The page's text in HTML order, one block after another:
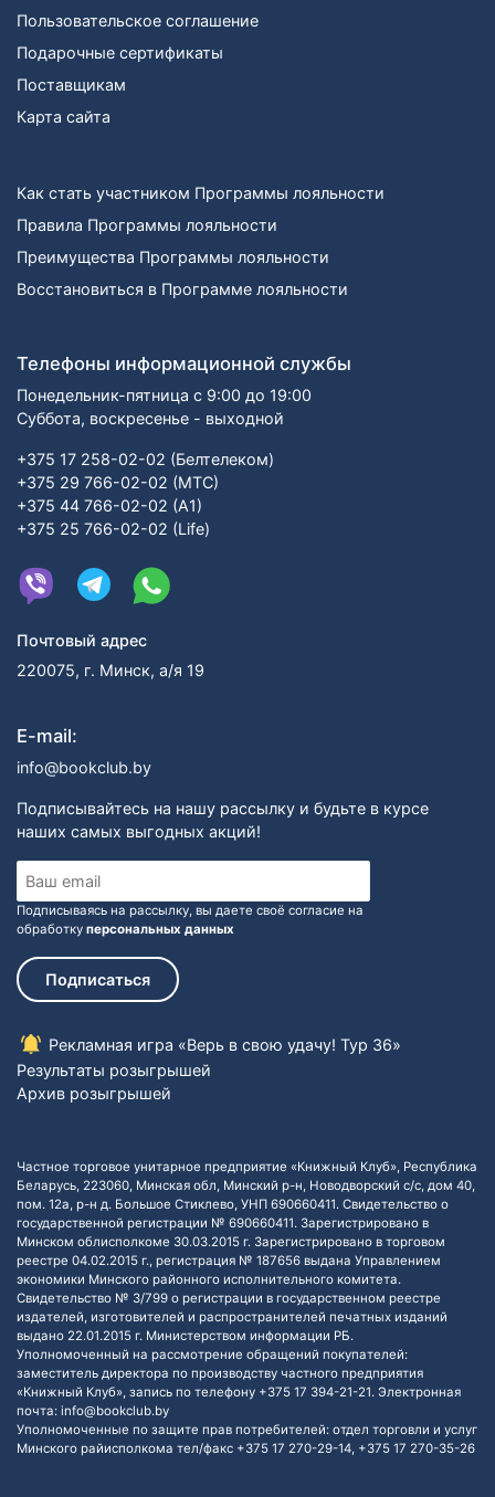
Пользовательское соглашение
Подарочные сертификаты
Поставщикам
Карта сайта
Как стать участником Программы лояльности
Правила Программы лояльности
Преимущества Программы лояльности
Восстановиться в Программе лояльности
Телефоны информационной службы
Понедельник-пятница с 9:00 до 19:00
Суббота, воскресенье - выходной
+375 17 258-02-02 (Белтелеком)
+375 29 766-02-02 (МТС)
+375 44 766-02-02 (А1)
+375 25 766-02-02 (Life)
Почтовый адрес
220075, г. Минск, а/я 19
E-mail:
info@bookclub.by
Подписывайтесь на нашу рассылку и будьте в курсе
наших самых выгодных акций!
Подписываясь на рассылку, вы даете своё согласие на
обработку персональных данных
Подписаться
Рекламная игра «Верь в свою удачу! Тур 36»
Результаты розыгрышей
Архив розыгрышей
Частное торговое унитарное предприятие «Книжный Клуб», Республика
Беларусь, 223060, Минская обл, Минский р-н, Новодворский с/с, дом 40,
пом. 12а, р-н д. Большое Стиклево, УНП 690660411. Свидетельство о
государственной регистрации № 690660411. Зарегистрировано в
Минском облисполкоме 30.03.2015 г. Зарегистрировано в торговом
реестре 04.02.2015 г., регистрация № 187656 выдана Управлением
экономики Минского районного исполнительного комитета.
Свидетельство № 3/799 о регистрации в государственном реестре
издателей, изготовителей и распространителей печатных изданий
выдано 22.01.2015 г. Министерством информации РБ.
Уполномоченный на рассмотрение обращений покупателей:
заместитель директора по производству частного предприятия
«Книжный Клуб», запись по телефону +375 17 394-21-21. Электронная
почта: info@bookclub.by
Уполномоченные по защите прав потребителей: отдел торговли и услуг
Минского райисполкома тел/факс +375 17 270-29-14, +375 17 270-35-26